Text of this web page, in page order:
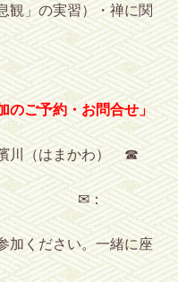
観」の実習）・禅に関
のご予約・お問合せ」
まかわ） ☎
加ください。一緒に座